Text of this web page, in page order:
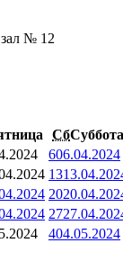
№ 12
СбСуббота
606.04.2024
13
20
27
404.05.2024